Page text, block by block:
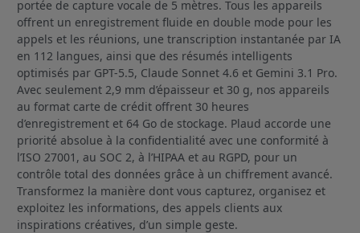
portée de capture vocale de 5 mètres. Tous les appareils
offrent un enregistrement fluide en double mode pour les
appels et les réunions, une transcription instantanée par IA
en 112 langues, ainsi que des résumés intelligents
optimisés par GPT-5.5, Claude Sonnet 4.6 et Gemini 3.1 Pro.
Avec seulement 2,9 mm d’épaisseur et 30 g, nos appareils
au format carte de crédit offrent 30 heures
d’enregistrement et 64 Go de stockage. Plaud accorde une
priorité absolue à la confidentialité avec une conformité à
l’ISO 27001, au SOC 2, à l’HIPAA et au RGPD, pour un
contrôle total des données grâce à un chiffrement avancé.
Transformez la manière dont vous capturez, organisez et
exploitez les informations, des appels clients aux
inspirations créatives, d’un simple geste.